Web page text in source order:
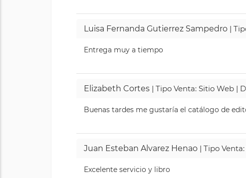
Luisa Fernanda Gutierrez Sampedro |
Entrega muy a tiempo
Elizabeth Cortes | Tipo Venta: Sitio Web |
Buenas tardes me gustaría el catálogo de
Juan Esteban Alvarez Henao | Tipo
Excelente servicio y libro